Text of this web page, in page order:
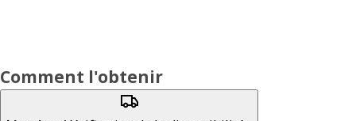
Comment l'obtenir